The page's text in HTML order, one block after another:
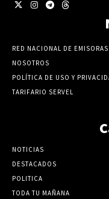
RED NACIONAL DE EMISORAS
NOSOTROS
POLÍTICA DE USO Y
TARIFARIO SERVEL
NOTICIAS
DESTACADOS
POLITICA
TODA TU MAÑANA